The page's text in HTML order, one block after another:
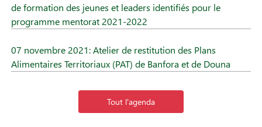
de formation des jeunes et leaders identifiés pour le
programme mentorat 2021-2022
07 novembre 2021: Atelier de restitution des Plans
Alimentaires Territoriaux (PAT) de Banfora et de Douna
Tout l'agenda